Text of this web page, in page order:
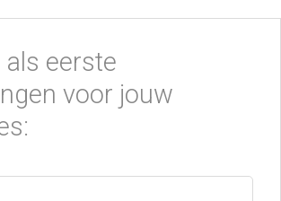
als eerste
voor jouw